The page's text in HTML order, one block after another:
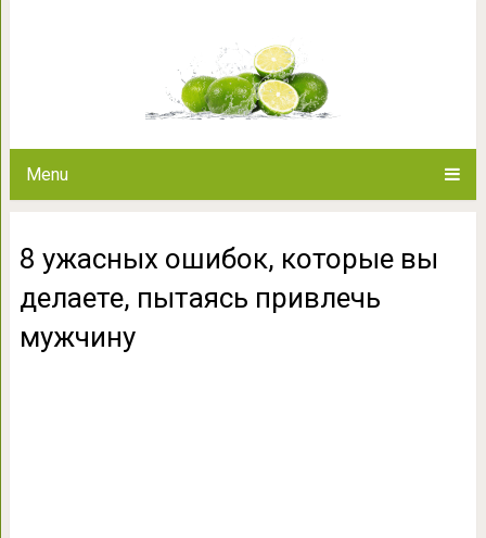
Menu
8 ужасных ошибок, которые вы
делаете, пытаясь привлечь
мужчину